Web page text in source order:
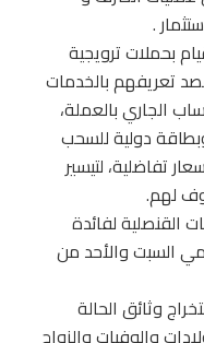
.
بحملات ترويجية
تعريفهم بالخدمات
الجاري بالعملة،
وبطاقة دولية للسحب
تفاضلية، لتيسير
لهم.
القنصلية لفائدة
السبت والأحد من
وثائق الحالة